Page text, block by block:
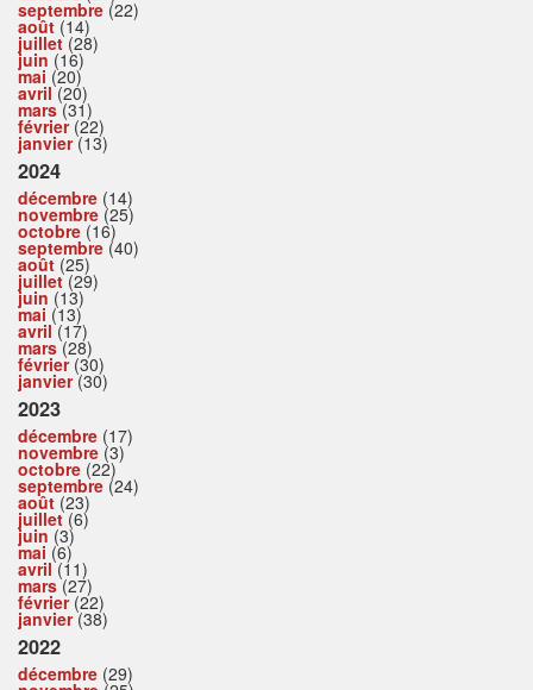
septembre (22)
août (14)
juillet(28)
juin (16)
mai (20)
avril(20)
mars(31)
février(22)
janvier(13)
2024
décembre (14)
novembre (25)
octobre (16)
septembre (40)
août (25)
juillet(29)
juin (13)
mai (13)
avril(17)
mars(28)
février(30)
janvier(30)
2023
décembre (17)
novembre (3)
octobre (22)
septembre (24)
août (23)
juillet(6)
juin (3)
mai (6)
avril(11)
mars(27)
février(22)
janvier(38)
2022
décembre (29)